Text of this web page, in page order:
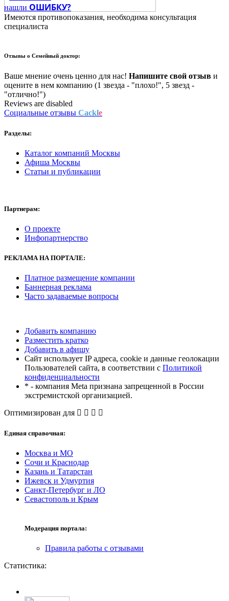
нашли ОШИБКУ?
Имеются противопоказания, необходима консультация
специалиста
Отзывы о Семейный доктор:
Ваше мнение очень ценно для нас! Напишите свой отзыв и
оцените в нем компанию (1 звезда - "плохо!", 5 звезд -
"отлично!")
Reviews are disabled
Социальные отзывы Cackle
Разделы:
Каталог компаний Москвы
Афиша Москвы
Статьи и публикации
Партнерам:
О проекте
Инфопартнерство
РЕКЛАМАНА ПОРТАЛЕ:
Платное размещение компании
Баннерная реклама
Часто задаваемые вопросы
Добавить компанию
Разместить кратко
Добавить в афишу
Сайт использует IP адреса, cookie и данные геолокации
Пользователей сайта, в соответствии с Политикой
конфиденциальности
* - компания Meta признана запрещенной в России
экстремистской организацией.
Оптимизирован для
Единая справочная:
Москва и МО
Сочи и Краснодар
Казань и Татарстан
Ижевск и Удмуртия
Санкт-Петербург и ЛО
Севастополь и Крым
Модерация портала:
Правила работы с отзывами
Статистика: